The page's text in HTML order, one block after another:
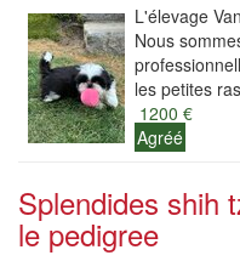
L'élevage
Nous
les petites
1200 €
Agréé
Splendides shih
le pedigree